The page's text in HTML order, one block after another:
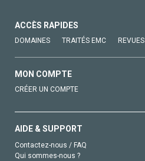
ACCÈS RAPIDES
DOMAINES TRAITÉS EMC REVUES
MON COMPTE
CRÉER UN COMPTE
AIDE & SUPPORT
Contactez-nous / FAQ
Qui sommes-nous ?